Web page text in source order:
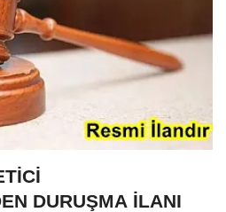
DURUŞMA İLANI